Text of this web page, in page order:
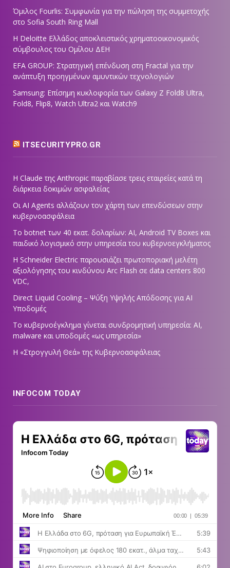
Όμιλος Fourlis: Συμφωνία για την πώληση της συμμετοχής
στο Sofia South Ring Mall
Η Deloitte Ελλάδος αποκλειστικός χρηματοοικονομικός
σύμβουλος του Ομίλου ΔΕΗ
EFA GROUP: Στρατηγική επένδυση στη Fractal για την
ανάπτυξη προηγμένων αμυντικών τεχνολογιών
Samsung: Επίσημη κυκλοφορία των Galaxy Z Fold8 Ultra,
Fold8, Flip8, Watch Ultra2 και Watch9
ITSECURITYPRO.GR
Η Claude της Anthropic παραβίασε τρεις εταιρείες κατά τη
διάρκεια δοκιμών ασφαλείας
Οι AI Agents αλλάζουν τον χάρτη των επενδύσεων στην
κυβερνοασφάλεια
Το botnet των 40 εκατ. δολαρίων: AI, Android TV Boxes και
παιδικό λογισμικό στην υπηρεσία του κυβερνοεγκλήματος
Η Schneider Electric παρουσιάζει πρωτοποριακή μελέτη
αξιολόγησης του κινδύνου Arc Flash σε data centers 800
VDC,
Direct Liquid Cooling – Ψύξη Υψηλής Απόδοσης για AI
Υποδομές
Το κυβερνοέγκλημα γίνεται συνδρομητική υπηρεσία: AI,
malware και υποδομές «ως υπηρεσία»
Η «Στρογγυλή Θεά» της Κυβερνοασφάλειας
INFOCOM TODAY